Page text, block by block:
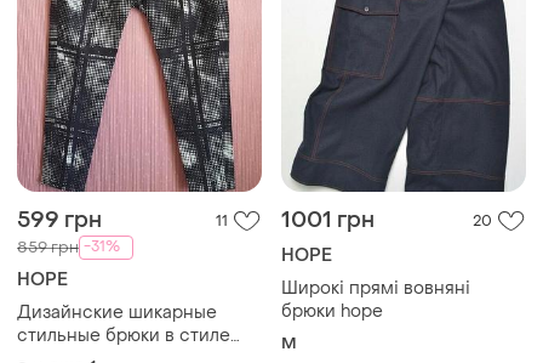
599 грн 11
859 грн -31%
HOPE
Дизайнские шикарные
стильные брюки в стиле
rundholz oska owen с
1001 грн 20
HOPE
Широкі прямі вовняні
брюки hope
M